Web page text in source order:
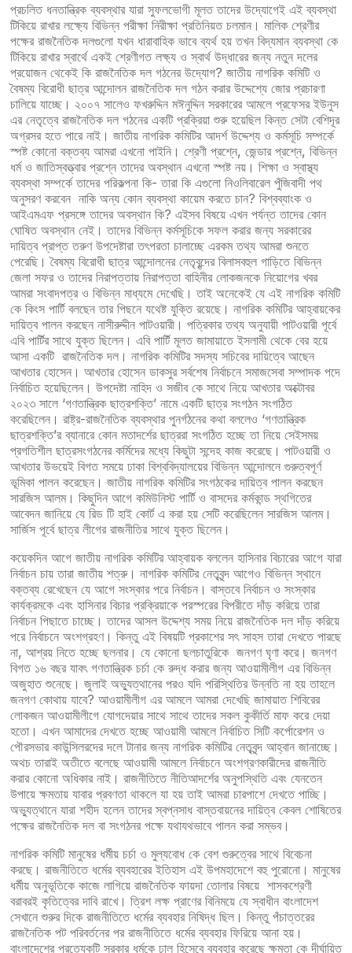
প্রচলিত ধনতান্ত্রিক ব্যবস্থার যারা সুফলভোগী মূলত তাদের উদ্যোগেই এই ব্যবস্থা
টিকিয়ে রাখার লক্ষ্যে বিভিন্ন পরীক্ষা নিরীক্ষা প্রতিনিয়ত চলমান। মালিক শ্রেণীর
পক্ষের রাজনৈতিক দলগুলো যখন ধারাবাহিক ভাবে ব্যর্থ হয় তখন বিদ্যমান ব্যবস্থা কে
টিকিয়ে রাখার স্বার্থে একই শ্রেণীগত লক্ষ্য ও স্বার্থ উদ্ধারের জন্য নতুন দলের
প্রয়োজন থেকেই কি রাজনৈতিক দল গঠনের উদ্যোগ? জাতীয় নাগরিক কমিটি ও
বৈষম্য বিরোধী ছাত্র আন্দোলন রাজনৈতিক দল গঠন করার উদ্দেশ্যে জোর প্রচারণা
চালিয়ে যাচ্ছে। ২০০৭ সালেও ফখরুদ্দিন মঈনুদ্দিন সরকারের আমলে প্রফেসর ইউনুস
এর নেতৃত্বে রাজনৈতিক দল গঠনের একটি প্রক্রিয়া শুরু হয়েছিল কিন্ত সেটা বেশিদূর
অগ্রসর হতে পারে নাই। জাতীয় নাগরিক কমিটির আদর্শ উদ্দেশ্য ও কর্মসূচি সম্পর্কে
স্পষ্ট কোনো বক্তব্য আমরা এখনো পাইনি। শ্রেণী প্রশ্নে, জেন্ডার প্রশ্নে, বিভিন্ন
ধর্ম ও জাতিস্বত্ত্বার প্রশ্নে তাদের অবস্থান এখনো স্পষ্ট নয়। শিক্ষা ও স্বাস্থ্য
ব্যবস্থা সম্পর্কে তাদের পরিকল্পনা কি- তারা কি এগুলো নিওলিবারেল পুঁজিবাদী পথ
অনুসরণ করবেন নাকি অন্য কোন ব্যবস্থা কায়েম করতে চান? বিশ্বব্যাংক ও
আইএমএফ প্রসঙ্গে তাদের অবস্থান কি? এইসব বিষয়ে এখন পর্যন্ত তাদের কোন
ঘোষিত অবস্থান নেই। তাদের বিভিন্ন কর্মসূচিকে সফল করার জন্য সরকারের
দায়িত্ব প্রাপ্ত তরুণ উপদেষ্টারা তৎপরতা চালাচ্ছে এরকম তথ্য আমরা শুনতে
পেরেছি। বৈষম্য বিরোধী ছাত্র আন্দোলনের নেতৃবৃন্দের বিলাসবহুল গাড়িতে বিভিন্ন
জেলা সফর ও তাদের নিরাপত্তায় নিরাপত্তা বাহিনীর লোকজনকে নিয়োগের খবর
আমরা সংবাদপত্র ও বিভিন্ন মাধ্যমে দেখেছি। তাই অনেকেই যে এই নাগরিক কমিটি
কে কিংস পার্টি বলছেন তার পিছনে যথেষ্ট যুক্তি রয়েছে। নাগরিক কমিটির আহ্বায়কের
দায়িত্ব পালন করছেন নাসীরুদ্দীন পাটওয়ারী। পত্রিকার তথ্য অনুযায়ী পাটওয়ারী পূর্বে
এবি পার্টির সাথে যুক্ত ছিলেন। এবি পার্টি মূলত জামায়াতে ইসলামী থেকে বের হয়ে
আসা একটি রাজনৈতিক দল। নাগরিক কমিটির সদস্য সচিবের দায়িত্বে আছেন
আখতার হোসেন। আখতার হোসেন ডাকসুর সর্বশেষ নির্বাচনে সমাজসেবা সম্পাদক পদে
নির্বাচিত হয়েছিলেন। উপদেষ্টা নাহিদ ও সজীব কে সাথে নিয়ে আখতার অক্টোবর
২০২৩ সালে ‘গণতান্ত্রিক ছাত্রশক্তি’ নামে একটি ছাত্র সংগঠন সংগঠিত
করেছিলেন। রাষ্ট্র-রাজনৈতিক ব্যবস্থার পুনর্গঠনের কথা বললেও ‘গণতান্ত্রিক
ছাত্রশক্তি’র ব্যানারে কোন মতাদর্শের ছাত্ররা সংগঠিত হচ্ছে তা নিয়ে সেইসময়
প্রগতিশীল ছাত্রসংগঠনের কর্মিদের মধ্যে কিছুটা সন্দেহ কাজ করেছে। পাটওয়ারী ও
আখতার উভয়েই বিগত সময়ে ঢাকা বিশ্ববিদ্যালয়ের বিভিন্ন আন্দোলনে গুরুত্বপূর্ণ
ভূমিকা পালন করেছেন। জাতীয় নাগরিক কমিটির সংগঠকের দায়িত্ব পালন করছেন
সারজিস আলম। কিছুদিন আগে কমিউনিস্ট পার্টি ও বাসদের কর্মকান্ড স্থগিতের
আবেদন জানিয়ে যে রিড টি হাই কোর্ট এ করা হয় সেটি করেছিলেন সারজিস আলম।
সার্জিস পূর্বে ছাত্র লীগের রাজনীতির সাথে যুক্ত ছিলেন।
কয়েকদিন আগে জাতীয় নাগরিক কমিটির আহ্বায়ক বললেন হাসিনার বিচারের আগে যারা
নির্বাচন চায় তারা জাতীয় শত্রু। নাগরিক কমিটির নেতৃবৃন্দ আগেও বিভিন্ন স্থানে
বক্তব্য রেখেছেন যে আগে সংস্কার পরে নির্বাচন। বাস্তবে নির্বাচন ও সংস্কার
কার্যক্রমকে এবং হাসিনার বিচার প্রক্রিয়াকে পরস্পরের বিপরীতে দাঁড় করিয়ে তারা
নির্বাচন পিছাতে চাচ্ছে। তাদের আসল উদ্দেশ্য সময় নিয়ে রাজনৈতিক দল দাঁড় করিয়ে
পরে নির্বাচনে অংশগ্রহণ। কিন্তু এই বিষয়টি প্রকাশের সৎ সাহস তারা দেখতে পারছে
না, আশ্রয় নিতে হচ্ছে ছলনার। যে কোনো ছলচাতুরিকে জনগণ ঘৃণা করে। জনগণ
বিগত ১৬ বছর যাবৎ গণতান্ত্রিক চর্চা কে রুদ্ধ করার জন্য আওয়ামীলীগ এর বিভিন্ন
অজুহাত শুনেছে। জুলাই অভ্যুত্থানের পরও যদি পরিস্থিতির উন্নতি না হয় তাহলে
জনগণ কোথায় যাবে? আওয়ামীলীগ এর আমলে আমরা দেখেছি জামায়াত শিবিরের
লোকজন আওয়ামীলীগে যোগদেয়ার সাথে সাথে তাদের সকল কুকীর্তি মাফ করে দেয়া
হতো। এখন আমাদের দেখতে হচ্ছে আওয়ামী আমলে নির্বাচিত সিটি কর্পোরেশন ও
পৌরসভার কাউন্সিলরদের দলে টানার জন্য নাগরিক কমিটির নেতৃবৃন্দ আহ্বান জানাচ্ছে।
অথচ তারাই অতীতে বলেছে আওয়ামী আমলে নির্বাচনে অংশগ্রণকারীদের রাজনীতি
করার কোনো অধিকার নাই। রাজনীতিতে নীতিআদর্শের অনুপস্থিতি এবং যেনতেন
উপায়ে ক্ষমতায় যাবার প্রবণতা থাকলে যা হয় তাই আমরা চারপাশে দেখতে পাচ্ছি।
অভ্যুত্থানে যারা শহীদ হলেন তাদের স্বপ্নসাধ বাস্তবায়নের দায়িত্ব কেবল শোষিতের
পক্ষের রাজনৈতিক দল বা সংগঠনর পক্ষে যথাযথভাবে পালন করা সম্ভব।
নাগরিক কমিটি মানুষের ধর্মীয় চর্চা ও মুল্যবোধ কে বেশ গুরুত্বের সাথে বিবেচনা
করছে। রাজনীতিতে ধর্মের ব্যবহারের ইতিহাস এই উপমহাদেশে বহু পুরোনো। মানুষের
ধর্মীয় অনুভূতিকে কাজে লাগিয়ে রাজনৈতিক ফায়দা তোলার বিষয়ে শাসকশ্রেণী
বরাবরই কৃতিত্বের দাবি রাখে। ত্রিশ লক্ষ প্রাণের বিনিময়ে যে স্বাধীন বাংলাদেশ
সেখানে শুরুর দিকে রাজনীতিতে ধর্মের ব্যবহার নিষিদ্ধ ছিল। কিন্তু পঁচাত্তরের
রাজনৈতিক পট পরিবর্তনের পর রাজনীতিতে ধর্মের ব্যবহার ফিরিয়ে আনা হয়।
বাংলাদেশের প্রত্যেকটি সরকার ধর্মকে ঢাল হিসেবে ব্যবহার করেছে ক্ষমতা কে দীর্ঘায়িত